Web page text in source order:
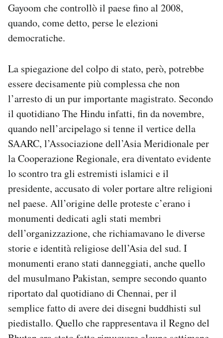
Gayoom che controllò il paese fino al 2008,
quando, come detto, perse le elezioni
democratiche.
La spiegazione del colpo di stato, però, potrebbe
essere decisamente più complessa che non
l’arresto di un pur importante magistrato. Secondo
il quotidiano The Hindu infatti, fin da novembre,
quando nell’arcipelago si tenne il vertice della
SAARC, l’Associazione dell’Asia Meridionale per
la Cooperazione Regionale, era diventato evidente
lo scontro tra gli estremisti islamici e il
presidente, accusato di voler portare altre religioni
nel paese. All’origine delle proteste c’erano i
monumenti dedicati agli stati membri
dell’organizzazione, che richiamavano le diverse
storie e identità religiose dell’Asia del sud. I
monumenti erano stati danneggiati, anche quello
del musulmano Pakistan, sempre secondo quanto
riportato dal quotidiano di Chennai, per il
semplice fatto di avere dei disegni buddhisti sul
piedistallo. Quello che rappresentava il Regno del